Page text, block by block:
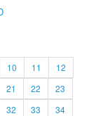
10 11
12
21 22
23
32 33
34